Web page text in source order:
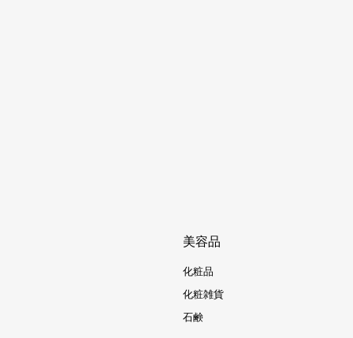
美容品
化粧品
化粧雑貨
石鹸